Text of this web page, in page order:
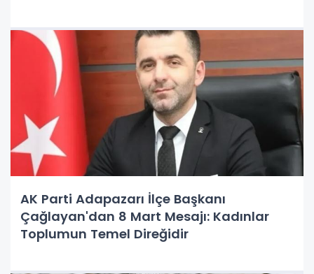
AK Parti Adapazarı İlçe Başkanı
Çağlayan'dan 8 Mart Mesajı: Kadınlar
Toplumun Temel Direğidir